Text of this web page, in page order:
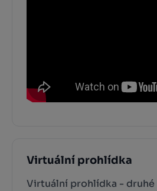
Virtuální prohlídka
Virtuální prohlídka - druhé